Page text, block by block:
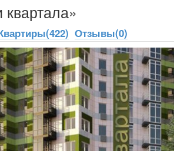
Отзывы(0)